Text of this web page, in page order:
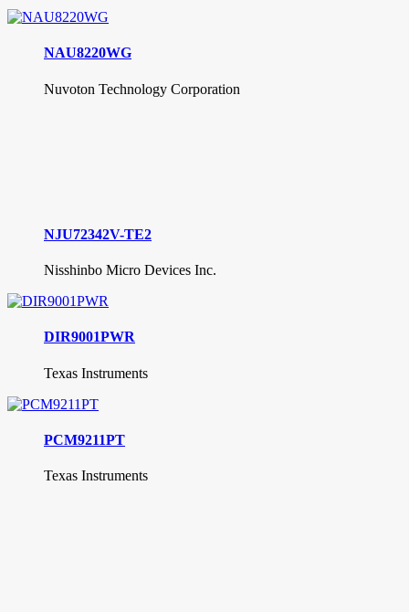
NAU8220WG
Nuvoton Technology Corporation
NJU72342V-TE2
Nisshinbo Micro Devices Inc.
DIR9001PWR
Texas Instruments
PCM9211PT
Texas Instruments